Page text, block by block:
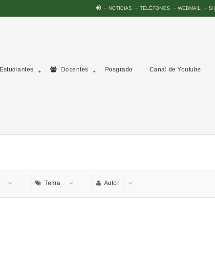
NOTICIAS TELÉFONOS WEBMAIL
Estudiantes Docentes Posgrado Canal de Youtube
Tema Autor